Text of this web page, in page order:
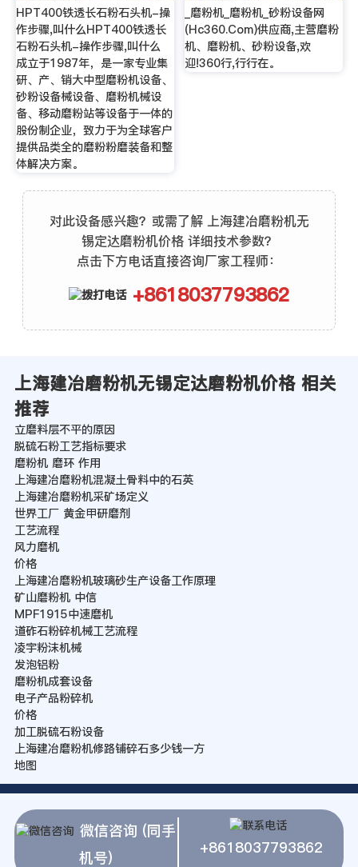
HPT400铁透长石粉石头机-操
作步骤,叫什么HPT400铁透长
石粉石头机-操作步骤,叫什么
成立于1987年，是一家专业集
研、产、销大中型磨粉机设备、
砂粉设备械设备、磨粉机械设
备、移动磨粉站等设备于一体的
股份制企业，致力于为全球客户
提供品类全的磨粉粉磨装备和整
体解决方案。
_磨粉机_磨粉机_砂粉设备网
(Hc360.Com)供应商,主营磨粉
机、磨粉机、砂粉设备,欢
迎!360行,行行在。
对此设备感兴趣？或需了解 上海建冶磨粉机无
锡定达磨粉机价格 详细技术参数？
点击下方电话直接咨询厂家工程师：
+8618037793862
上海建冶磨粉机无锡定达磨粉机价格 相关
推荐
立磨料层不平的原因
脱硫石粉工艺指标要求
磨粉机 磨环 作用
上海建冶磨粉机混凝土骨料中的石英
上海建冶磨粉机采矿场定义
世界工厂 黄金甲研磨剂
工艺流程
风力磨机
价格
上海建冶磨粉机玻璃砂生产设备工作原理
矿山磨粉机 中信
MPF1915中速磨机
道砟石粉碎机械工艺流程
凌宇粉沫机械
发泡铝粉
磨粉机成套设备
电子产品粉碎机
价格
加工脱硫石粉设备
上海建冶磨粉机修路铺碎石多少钱一方
地图
微信咨询 (同手
机号)
+8618037793862